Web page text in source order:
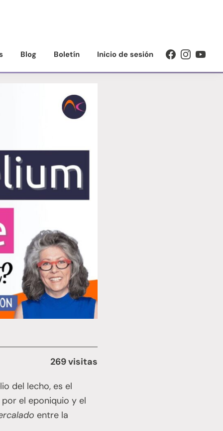
Blog Boletín Inicio de sesión
269 visitas
del lecho, es el
el eponiquio y el
entre la